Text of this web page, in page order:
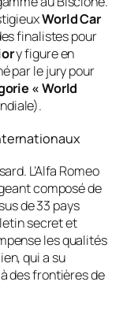
World Car
finalistes pour
y figure en
par le jury pour
« World
L’Alfa Romeo
composé de
de 33 pays
secret et
les qualités
qui a su
des frontières de